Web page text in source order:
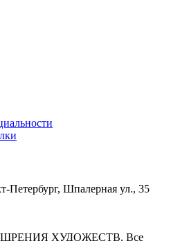
Петербург, Шпалерная ул., 35
ХУДОЖЕСТВ. Все